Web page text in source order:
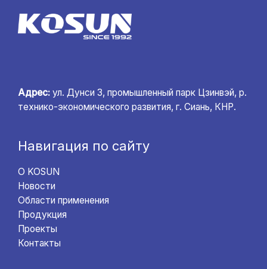
Адрес: ул. Дунси 3, промышленный парк Цзинвэй, р.
технико-экономического развития, г. Сиань, КНР.
Навигация по сайту
О KOSUN
Новости
Области применения
Продукция
Проекты
Контакты